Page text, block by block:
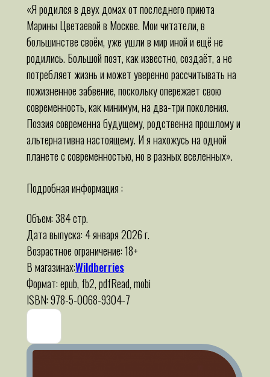
«Я родился в двух домах от последнего приюта
Марины Цветаевой в Москве. Мои читатели, в
большинстве своём, уже ушли в мир иной и ещё не
родились. Большой поэт, как известно, создаёт, а не
потребляет жизнь и может уверенно рассчитывать на
пожизненное забвение, поскольку опережает свою
современность, как минимум, на два-три поколения.
Поэзия современна будущему, родственна прошлому и
альтернативна настоящему. И я нахожусь на одной
планете с современностью, но в разных вселенных».
Подробная информация :
Объем: 384 стр.
Дата выпуска: 4 января 2026 г.
Возрастное ограничение: 18+
В магазинах:Wildberries
Формат: epub, fb2, pdfRead, mobi
ISBN: 978-5-0068-9304-7